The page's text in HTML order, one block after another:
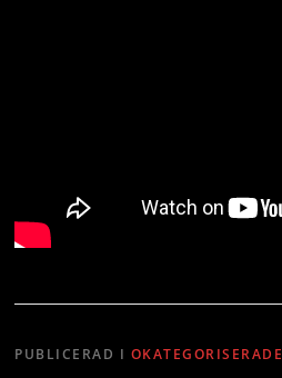
PUBLICERAD I OKATEGORISERADE